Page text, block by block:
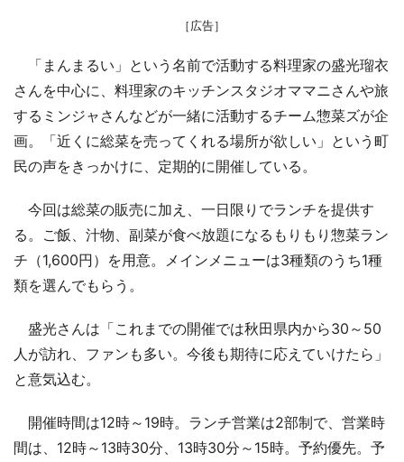
［広告］
「まんまるい」という名前で活動する料理家の盛光瑠衣
さんを中心に、料理家のキッチンスタジオママニさんや旅
するミンジャさんなどが一緒に活動するチーム惣菜ズが企
画。「近くに総菜を売ってくれる場所が欲しい」という町
民の声をきっかけに、定期的に開催している。
今回は総菜の販売に加え、一日限りでランチを提供す
る。ご飯、汁物、副菜が食べ放題になるもりもり惣菜ラン
チ（1,600円）を用意。メインメニューは3種類のうち1種
類を選んでもらう。
盛光さんは「これまでの開催では秋田県内から30～50
人が訪れ、ファンも多い。今後も期待に応えていけたら」
と意気込む。
開催時間は12時～19時。ランチ営業は2部制で、営業時
間は、12時～13時30分、13時30分～15時。予約優先。予